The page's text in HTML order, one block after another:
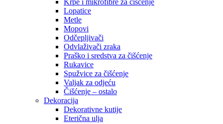
Krpe i mikrofibre za čišćenje
Lopatice
Metle
Mopovi
Odčepljivači
Odvlaživači zraka
Praško i sredstva za čišćenje
Rukavice
Spužvice za čišćenje
Valjak za odjeću
Čišćenje – ostalo
Dekoracija
Dekorativne kutije
Eterična ulja